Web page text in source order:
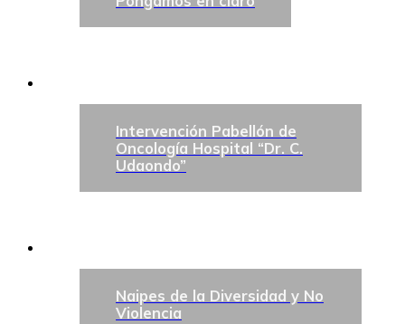
Intervención Pabellón de
Oncología Hospital “Dr. C.
Udaondo”
Naipes de la Diversidad y No
Violencia